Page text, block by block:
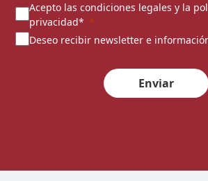
Acepto las condiciones legales y la
privacidad*
Deseo recibir newsletter e
Enviar